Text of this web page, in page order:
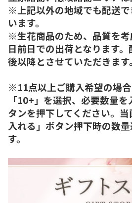
※上記以外の地域でも配送
います。
※生花商品のため、品質を
日前日での出荷となります
後以降とさせていただきます
※11点以上ご購入希望の場
「10+」を選択、必要数量
タンを押下してください。
入れる」ボタン押下時の数
す。